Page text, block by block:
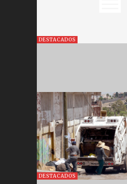
DESTACADOS
DESTACADOS